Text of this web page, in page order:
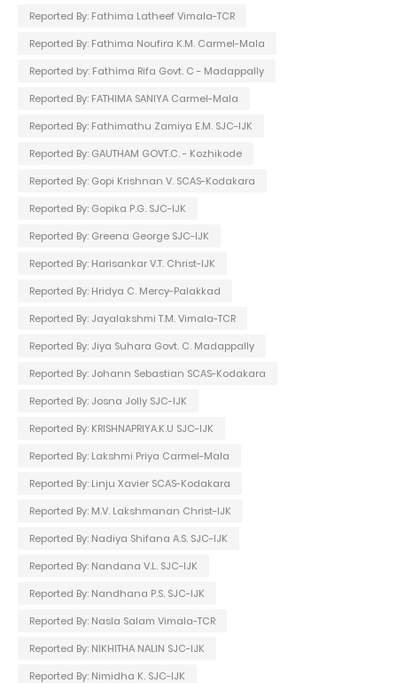
Reported By: Fathima Latheef Vimala-TCR
Reported By: Fathima Noufira K.M. Carmel-Mala
Reported by: Fathima Rifa Govt. C - Madappally
Reported By: FATHIMA SANIYA Carmel-Mala
Reported By: Fathimathu Zamiya E.M. SJC-IJK
Reported By: GAUTHAM GOVT.C. - Kozhikode
Reported By: Gopi Krishnan V. SCAS-Kodakara
Reported By: Gopika P.G. SJC-IJK
Reported By: Greena George SJC-IJK
Reported By: Harisankar V.T. Christ-IJK
Reported By: Hridya C. Mercy-Palakkad
Reported By: Jayalakshmi T.M. Vimala-TCR
Reported By: Jiya Suhara Govt. C. Madappally
Reported By: Johann Sebastian SCAS-Kodakara
Reported By: Josna Jolly SJC-IJK
Reported By: KRISHNAPRIYA.K.U SJC-IJK
Reported By: Lakshmi Priya Carmel-Mala
Reported By: Linju Xavier SCAS-Kodakara
Reported By: M.V. Lakshmanan Christ-IJK
Reported By: Nadiya Shifana A.S. SJC-IJK
Reported By: Nandana V.L. SJC-IJK
Reported By: Nandhana P.S. SJC-IJK
Reported By: Nasla Salam Vimala-TCR
Reported By: NIKHITHA NALIN SJC-IJK
Reported By: Nimidha K. SJC-IJK